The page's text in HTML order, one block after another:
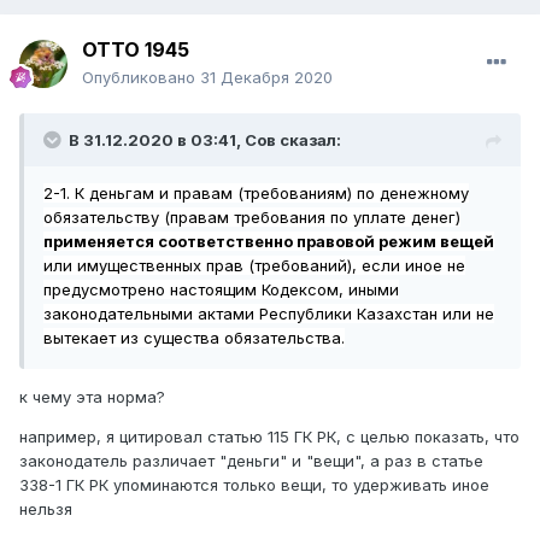
ОТТО 1945
Опубликовано 31 Декабря 2020
В 31.12.2020 в 03:41, Сов сказал:
2-1. К деньгам и правам (требованиям) по денежному
обязательству (правам требования по уплате денег)
применяется соответственно правовой режим вещей
или имущественных прав (требований), если иное не
предусмотрено настоящим Кодексом, иными
законодательными актами Республики Казахстан или не
вытекает из существа обязательства.
к чему эта норма?
например, я цитировал статью 115 ГК РК, с целью показать, что
законодатель различает "деньги" и "вещи", а раз в статье
338-1 ГК РК упоминаются только вещи, то удерживать иное
нельзя